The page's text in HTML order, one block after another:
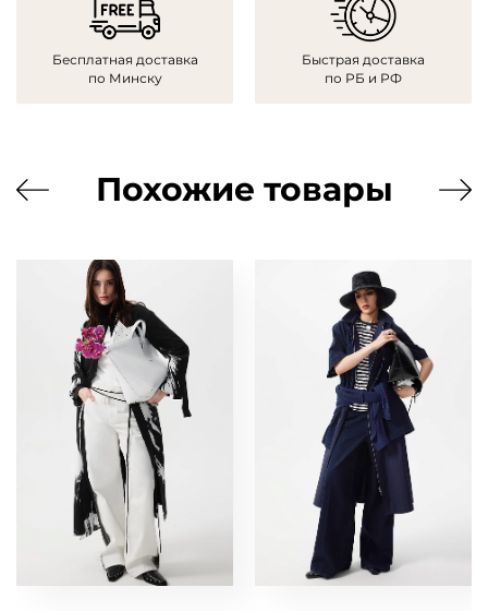
Бесплатная доставка
по Минску
Быстрая доставка
по РБ и РФ
Похожие товары